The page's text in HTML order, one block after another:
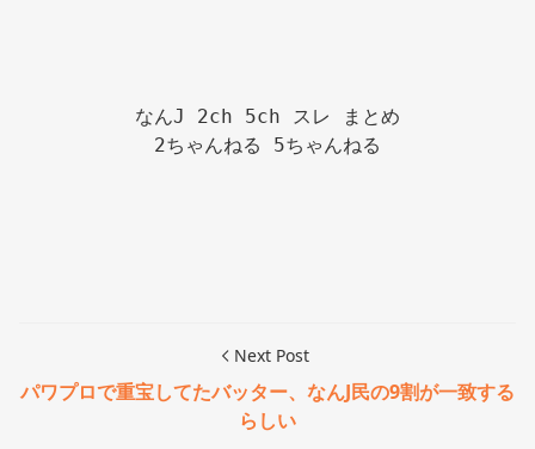
なんJ 2ch 5ch スレ まとめ
2ちゃんねる 5ちゃんねる
Next Post
パワプロで重宝してたバッター、なんJ民の9割が一致する
らしい